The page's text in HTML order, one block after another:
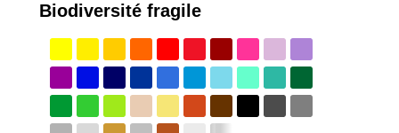
Biodiversité fragile